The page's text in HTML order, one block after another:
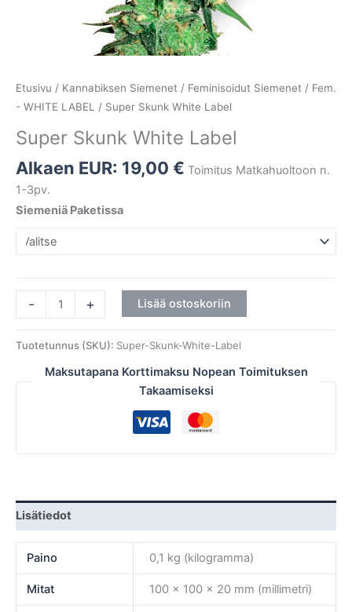
Etusivu / Kannabiksen Siemenet / Feminisoidut Siemenet / Fem.
- WHITE LABEL / Super Skunk White Label
Super Skunk White Label
Alkaen EUR: 19,00 € Toimitus Matkahuoltoon n.
1-3pv.
Siemeniä Paketissa
- + Lisää ostoskoriin
Tuotetunnus (SKU): Super-Skunk-White-Label
Maksutapana Korttimaksu Nopean Toimituksen
Takaamiseksi
Lisätiedot
Paino 0,1 kg (kilogramma)
Mitat 100 × 100 × 20 mm (millimetri)